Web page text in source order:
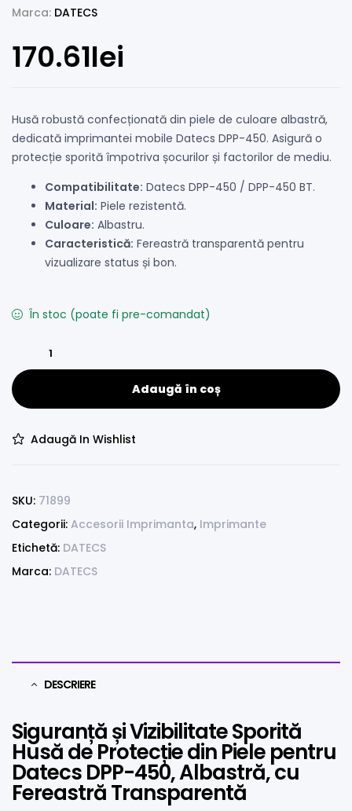
Marca: DATECS
170.61lei
Husă robustă confecționată din piele de culoare albastră,
dedicată imprimantei mobile Datecs DPP-450. Asigură o
protecție sporită împotriva șocurilor și factorilor de mediu.
Compatibilitate: Datecs DPP-450 / DPP-450 BT.
Material: Piele rezistentă.
Culoare: Albastru.
Caracteristică: Fereastră transparentă pentru
vizualizare status și bon.
În stoc (poate fi pre-comandat)
Adaugă în coș
Adaugă In Wishlist
SKU: 71899
Categorii: Accesorii Imprimanta, Imprimante
Etichetă: DATECS
Marca: DATECS
DESCRIERE
Siguranță și Vizibilitate Sporită
Husă de Protecție din Piele pentru
Datecs DPP-450, Albastră, cu
Fereastră Transparentă